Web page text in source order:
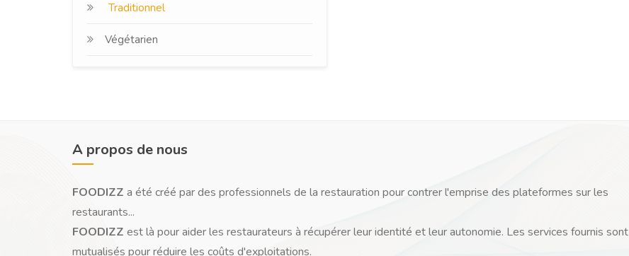
Traditionnel
Végétarien
A propos de nous
FOODIZZ a été créé par des professionnels de la restauration pour contrer l'emprise des plateformes sur les
restaurants...
FOODIZZ est là pour aider les restaurateurs à récupérer leur identité et leur autonomie. Les services fournis sont
mutualisés pour réduire les coûts d'exploitations.